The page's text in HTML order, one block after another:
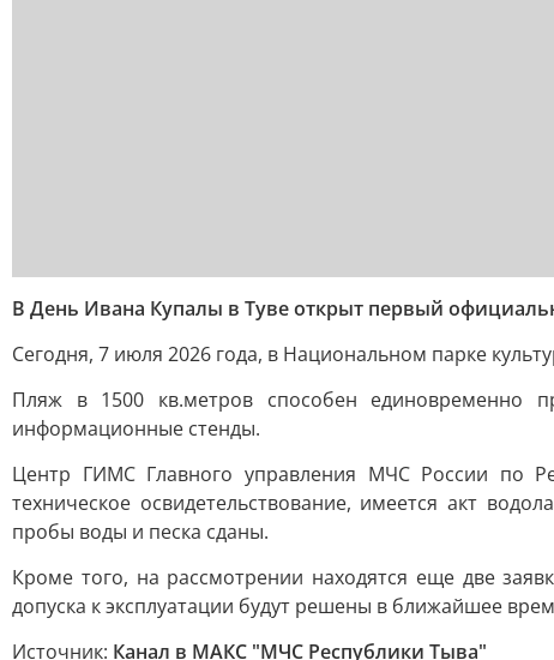
В День Ивана Купалы в Туве открыт первый
Сегодня, 7 июля 2026 года, в Национальном парке
Пляж в 1500 кв.метров способен единовременно
информационные стенды.
Центр ГИМС Главного управления МЧС России по
техническое освидетельствование, имеется акт
пробы воды и песка сданы.
Кроме того, на рассмотрении находятся еще две
допуска к эксплуатации будут решены в ближайшее
Источник: Канал в МАКС "МЧС Республики Тыва"